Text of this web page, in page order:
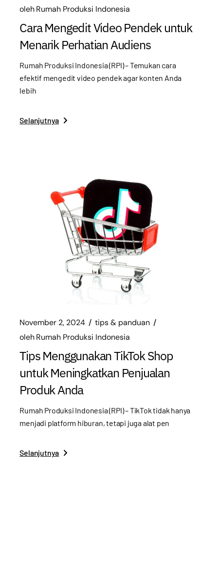
olehRumah Produksi Indonesia
Cara Mengedit Video Pendek untuk
Menarik Perhatian Audiens
Rumah Produksi Indonesia (RPI) – Temukan cara
efektif mengedit video pendek agar konten Anda
lebih
Selanjutnya
November 2, 2024
tips & panduan
olehRumah Produksi Indonesia
Tips Menggunakan TikTok Shop
untuk Meningkatkan Penjualan
Produk Anda
Rumah Produksi Indonesia (RPI) – TikTok tidak hanya
menjadi platform hiburan, tetapi juga alat pen
Selanjutnya